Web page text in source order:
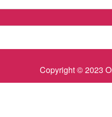
Copyright © 2023